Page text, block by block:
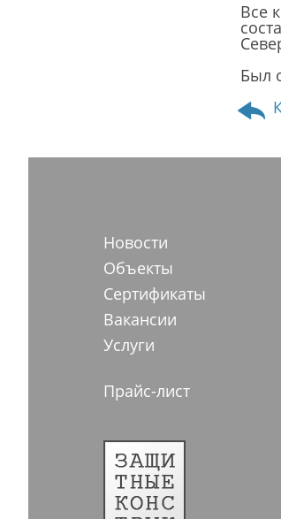
Все
Был
Новости
Объекты
Сертификаты
Вакансии
Услуги
Прайс-лист